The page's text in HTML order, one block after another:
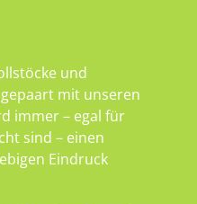
und
mit unseren
immer – egal für
sind – einen
Eindruck